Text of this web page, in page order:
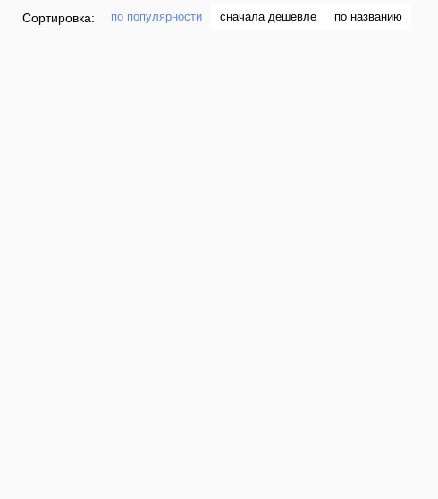
Сортировка: по популярности сначала дешевле по названию